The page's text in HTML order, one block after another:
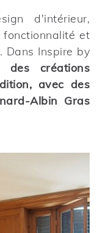
d'intérieur,
fonctionnalité et
Dans Inspire by
des créations
avec des
Albin Gras